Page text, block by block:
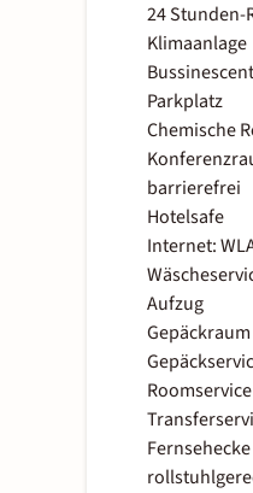
24 Stunden-
Klimaanlage
Parkplatz
Chemische
barrierefrei
Hotelsafe
Internet:
Aufzug
Gepäckraum
Roomservice
Fernsehecke